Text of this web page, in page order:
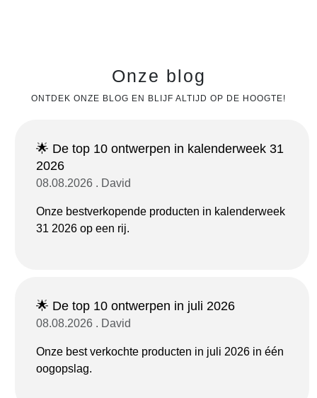
Onze blog
ONTDEK ONZE BLOG EN BLIJF ALTIJD OP DE HOOGTE!
🌟 De top 10 ontwerpen in kalenderweek 31
2026
08.08.2026 . David
Onze bestverkopende producten in kalenderweek
31 2026 op een rij.
🌟 De top 10 ontwerpen in juli 2026
08.08.2026 . David
Onze best verkochte producten in juli 2026 in één
oogopslag.